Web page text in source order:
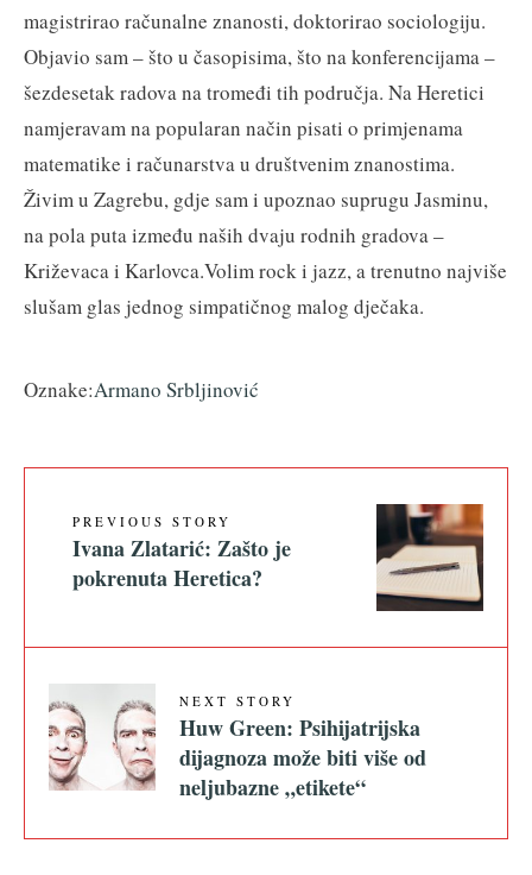
magistrirao računalne znanosti, doktorirao sociologiju.
Objavio sam – što u časopisima, što na konferencijama –
šezdesetak radova na tromeđi tih područja. Na Heretici
namjeravam na popularan način pisati o primjenama
matematike i računarstva u društvenim znanostima.
Živim u Zagrebu, gdje sam i upoznao suprugu Jasminu,
na pola puta između naših dvaju rodnih gradova –
Križevaca i Karlovca.Volim rock i jazz, a trenutno najviše
slušam glas jednog simpatičnog malog dječaka.
Oznake:Armano Srbljinović
PREVIOUS STORY
Ivana Zlatarić: Zašto je
pokrenuta Heretica?
NEXT STORY
Huw Green: Psihijatrijska
dijagnoza može biti više od
neljubazne „etikete“